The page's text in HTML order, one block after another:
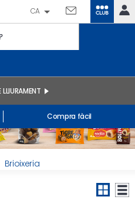
a la botiga i online
CA
Compra fàcil
Brioixeria